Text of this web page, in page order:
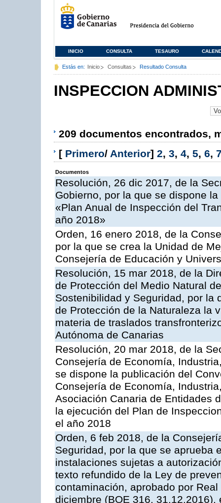
INICIO CONSULTA TESAURO
Estás en: Inicio Consultas Resultado Consulta
INSPECCION
209 documentos encontrados,
[ Primero/ Anterior] 2, 3, 4, 5, 6,
Documentos
Resolución, 26 dic 2017, de la
Gobierno, por la que se dispone
«Plan Anual de Inspección del
año 2018»
Orden, 16 enero 2018, de la
por la que se crea la Unidad de
Consejería de Educación y
Resolución, 15 mar 2018, de la
de Protección del Medio Natural
Sostenibilidad y Seguridad, por la
de Protección de la Naturaleza la
materia de traslados
Autónoma de Canarias
Resolución, 20 mar 2018, de la
Consejería de Economía,
se dispone la publicación del
Consejería de Economía,
Asociación Canaria de Entidades
la ejecución del Plan de
el año 2018
Orden, 6 feb 2018, de la
Seguridad, por la que se aprueba
instalaciones sujetas a
texto refundido de la Ley de
contaminación, aprobado por
diciembre (BOE 316,